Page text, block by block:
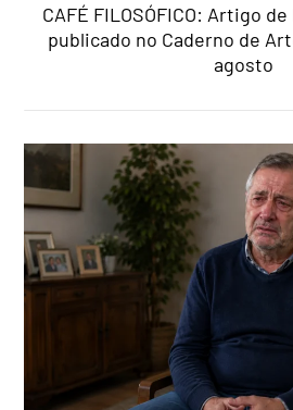
CAFÉ FILOSÓFICO: Artigo
publicado no Caderno de
agosto